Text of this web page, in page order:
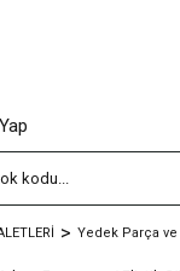
Yedek Parça